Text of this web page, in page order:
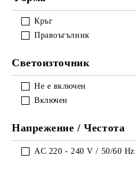
Кръг
Правоъгълник
Светоизточник
Не е включен
Включен
Напрежение / Честота
AC 220 - 240 V / 50/60 Hz